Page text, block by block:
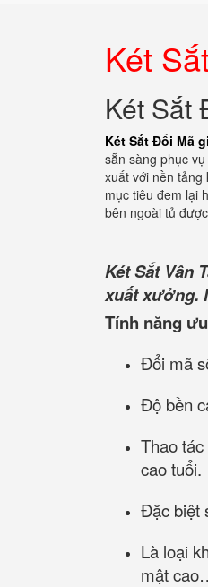
Két
Két Sắt
Két Sắt Đổi Mã
sẵn sàng phục
xuất với nền
mục tiêu đem lại
bên ngoài tủ
Két Sắt Vân
xuất xưởng.
Tính năng
Đổi mã
Độ bền
Thao
cao tuổi.
Đặc biệt
Là loại
mật